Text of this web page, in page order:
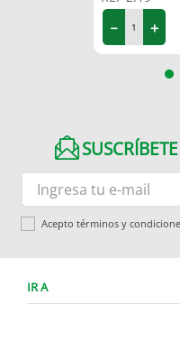
＋
－
Acepto términos y
IR A